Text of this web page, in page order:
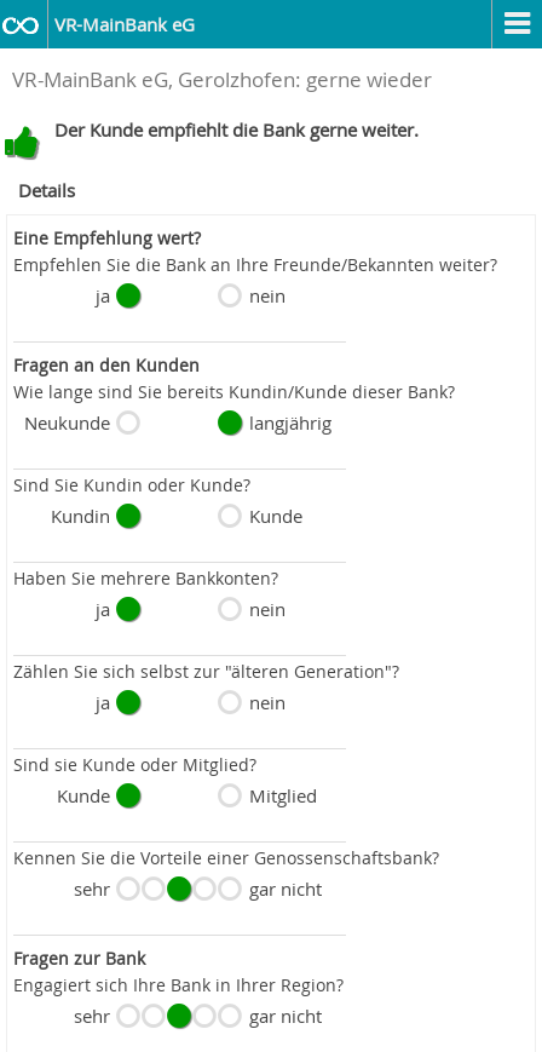
VR-MainBank eG
VR-MainBank eG, Gerolzhofen: gerne wieder
Der Kunde empfiehlt die Bank gerne weiter.
Details
Eine Empfehlung wert?
Empfehlen Sie die Bank an Ihre Freunde/Bekannten weiter?
ja nein
Fragen an den Kunden
Wie lange sind Sie bereits Kundin/Kunde dieser Bank?
Neukunde langjährig
Sind Sie Kundin oder Kunde?
Kundin Kunde
Haben Sie mehrere Bankkonten?
ja nein
Zählen Sie sich selbst zur "älteren Generation"?
ja nein
Sind sie Kunde oder Mitglied?
Kunde Mitglied
Kennen Sie die Vorteile einer Genossenschaftsbank?
sehr gar nicht
Fragen zur Bank
Engagiert sich Ihre Bank in Ihrer Region?
sehr gar nicht